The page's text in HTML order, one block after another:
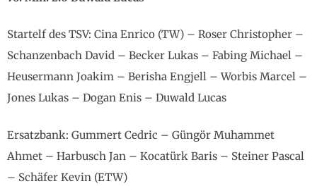
Startelf des TSV: Cina Enrico (TW) – Roser Christopher –
Schanzenbach David – Becker Lukas – Fabing Michael –
Heusermann Joakim – Berisha Engjell – Worbis Marcel –
Jones Lukas – Dogan Enis – Duwald Lucas
Ersatzbank: Gummert Cedric – Güngör Muhammet
Ahmet – Harbusch Jan – Kocatürk Baris – Steiner Pascal
– Schäfer Kevin (ETW)